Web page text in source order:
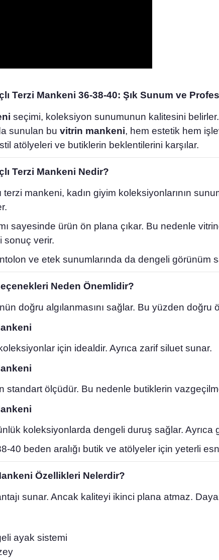
Terzi Mankeni 36-38-40: Şık Sunum ve
seçimi, koleksiyon sunumunun kalitesini
sunulan bu vitrin mankeni, hem estetik hem
atölyeleri ve butiklerin beklentilerini karşılar.
Terzi Mankeni Nedir?
terzi mankeni, kadın giyim koleksiyonlarının
sayesinde ürün ön plana çıkar. Bu nedenle
sonuç verir.
ve etek sunumlarında da dengeli
Neden Önemlidir?
doğru algılanmasını sağlar. Bu yüzden doğru
için idealdir. Ayrıca zarif siluet sunar.
standart ölçüdür. Bu nedenle butiklerin
koleksiyonlarda dengeli duruş sağlar. Ayrıca
40 beden aralığı butik ve atölyeler için yeterli
Özellikleri Nelerdir?
sunar. Ancak kaliteyi ikinci plana atmaz.
ayak sistemi